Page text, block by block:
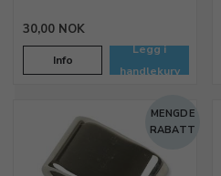
30,00 NOK
Info
Legg i
handlekurv
MENGDE
RABATT